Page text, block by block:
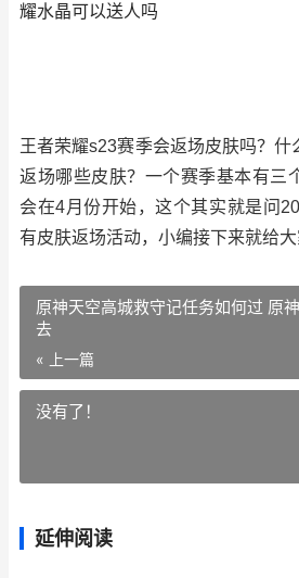
耀水晶可以送人吗
王者荣耀s23赛季会返场皮肤吗？
返场哪些皮肤？一个赛季基本有三
会在4月份开始，这个其实就是问
有皮肤返场活动，小编接下来就给大
原神天空高城救守记任务如何过 原
去
« 上一篇
没有了！
延伸阅读